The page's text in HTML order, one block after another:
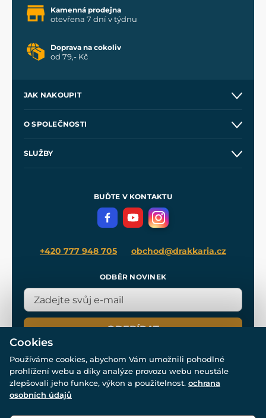
Kamenná prodejna
otevřena 7 dní v týdnu
Doprava na cokoliv
od 79,- Kč
JAK NAKOUPIT
Velkoobchod
O SPOLEČNOSTI
SLUŽBY
Meče pro Kingdom Come
BUĎTE V KONTAKTU
+420 777 948 705 obchod@drakkaria.cz
ODBĚR NOVINEK
ODEBÍRAT
© Všechna práva vyhrazena. www.drakkaria.cz 2007-2026.
Cookies
Používáme cookies, abychom Vám umožnili pohodlné
prohlížení webu a díky analýze provozu webu neustále
zlepšovali jeho funkce, výkon a použitelnost. ochrana
osobních údajů